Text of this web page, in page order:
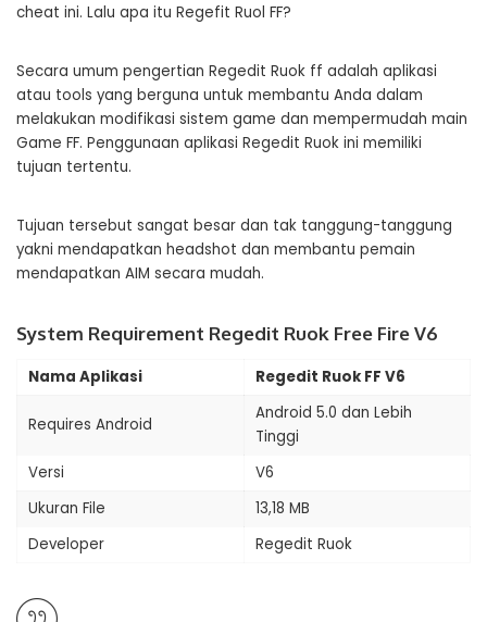
cheat ini. Lalu apa itu Regefit Ruol FF?
Secara umum pengertian Regedit Ruok ff adalah aplikasi
atau tools yang berguna untuk membantu Anda dalam
melakukan modifikasi sistem game dan mempermudah main
Game FF. Penggunaan aplikasi Regedit Ruok ini memiliki
tujuan tertentu.
Tujuan tersebut sangat besar dan tak tanggung-tanggung
yakni mendapatkan headshot dan membantu pemain
mendapatkan AIM secara mudah.
System Requirement Regedit Ruok Free Fire V6
Nama Aplikasi Regedit Ruok FF V6
Requires Android
Android 5.0 dan Lebih
Tinggi
Versi
V6
Ukuran File
13,18 MB
Developer
Regedit Ruok